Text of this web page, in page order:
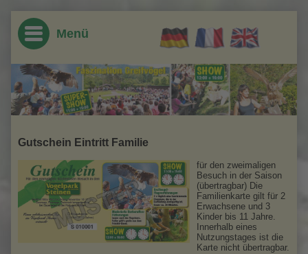
Menü
Gutschein Eintritt Familie
für den zweimaligen
Besuch in der Saison
(übertragbar) Die
Familienkarte gilt für 2
Erwachsene und 3
Kinder bis 11 Jahre.
Innerhalb eines
Nutzungstages ist die
Karte nicht übertragbar.
News
Aktionen
Link-Liste
Öffnungszeiten
Eintrittspreise
Parkordnung
Antworten auf häufige Fragen
Parkplan
Falknerei
Sittichfreiflugvoliere
Kängurufreigehege
Online-Reservierung
Speisen & Getränke
Parkführung
Kindergärten & Grundschulen
Schulen
Vogelpark-Rallyes
Online-Anmeldung
Tierliste
Online-Reservierung